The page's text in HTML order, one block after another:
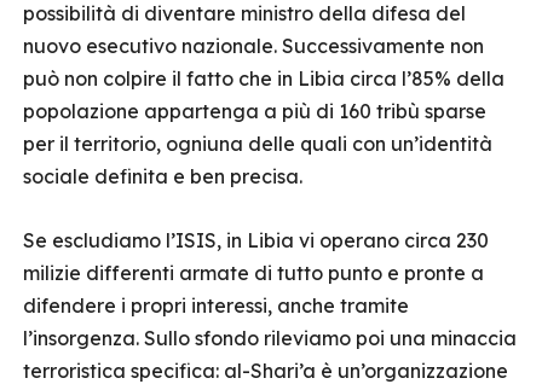
possibilità di diventare ministro della difesa del
nuovo esecutivo nazionale. Successivamente non
può non colpire il fatto che in Libia circa l’85% della
popolazione appartenga a più di 160 tribù sparse
per il territorio, ogniuna delle quali con un’identità
sociale definita e ben precisa.
Se escludiamo l’ISIS, in Libia vi operano circa 230
milizie differenti armate di tutto punto e pronte a
difendere i propri interessi, anche tramite
l’insorgenza. Sullo sfondo rileviamo poi una minaccia
terroristica specifica: al-Shari’a è un’organizzazione